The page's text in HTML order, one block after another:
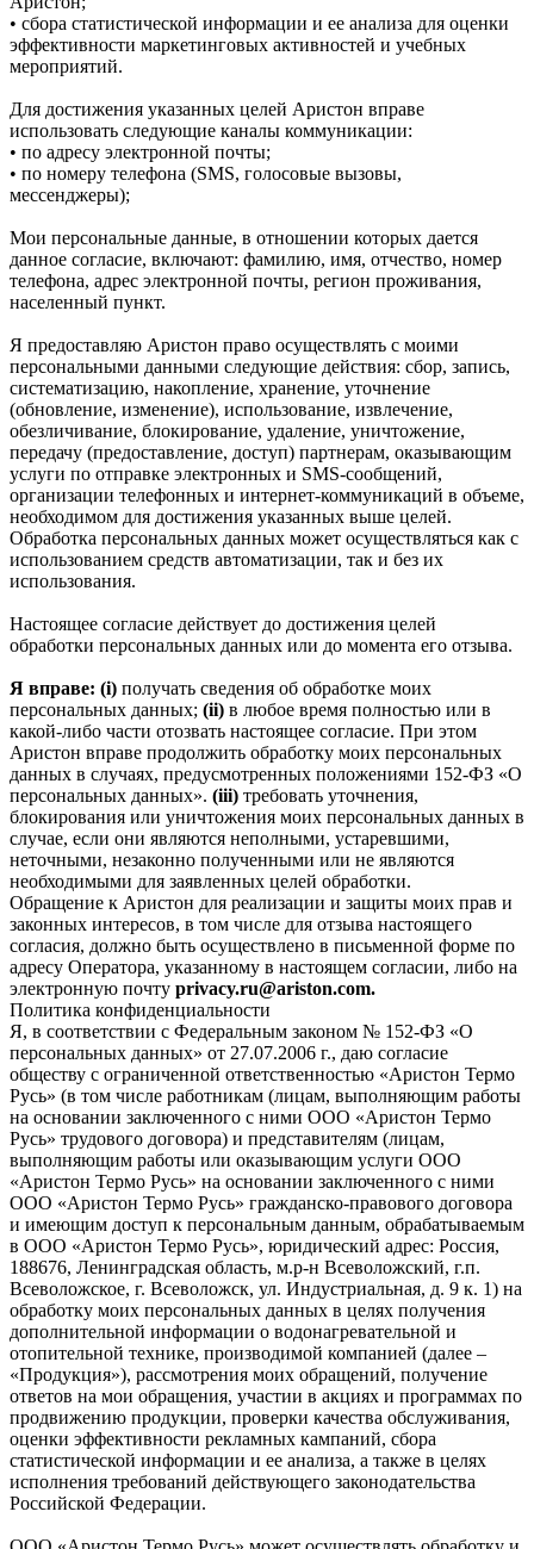
• сбора статистической информации и ее анализа для оценки
эффективности маркетинговых активностей и учебных
мероприятий.
Для достижения указанных целей Аристон вправе
использовать следующие каналы коммуникации:
• по адресу электронной почты;
• по номеру телефона (SMS, голосовые вызовы,
мессенджеры);
Мои персональные данные, в отношении которых дается
данное согласие, включают: фамилию, имя, отчество, номер
телефона, адрес электронной почты, регион проживания,
населенный пункт.
Я предоставляю Аристон право осуществлять с моими
персональными данными следующие действия: сбор, запись,
систематизацию, накопление, хранение, уточнение
(обновление, изменение), использование, извлечение,
обезличивание, блокирование, удаление, уничтожение,
передачу (предоставление, доступ) партнерам, оказывающим
услуги по отправке электронных и SMS‑сообщений,
организации телефонных и интернет‑коммуникаций в объеме,
необходимом для достижения указанных выше целей.
Обработка персональных данных может осуществляться как с
использованием средств автоматизации, так и без их
использования.
Настоящее согласие действует до достижения целей
обработки персональных данных или до момента его отзыва.
Я вправе: (i) получать сведения об обработке моих
персональных данных; (ii) в любое время полностью или в
какой-либо части отозвать настоящее согласие. При этом
Аристон вправе продолжить обработку моих персональных
данных в случаях, предусмотренных положениями 152-ФЗ «О
персональных данных». (iii) требовать уточнения,
блокирования или уничтожения моих персональных данных в
случае, если они являются неполными, устаревшими,
неточными, незаконно полученными или не являются
необходимыми для заявленных целей обработки.
Обращение к Аристон для реализации и защиты моих прав и
законных интересов, в том числе для отзыва настоящего
согласия, должно быть осуществлено в письменной форме по
адресу Оператора, указанному в настоящем согласии, либо на
электронную почту privacy.ru@ariston.com.
Политика конфиденциальности
Я, в соответствии с Федеральным законом № 152-ФЗ «О
персональных данных» от 27.07.2006 г., даю согласие
обществу с ограниченной ответственностью «Аристон Термо
Русь» (в том числе работникам (лицам, выполняющим работы
на основании заключенного с ними ООО «Аристон Термо
Русь» трудового договора) и представителям (лицам,
выполняющим работы или оказывающим услуги ООО
«Аристон Термо Русь» на основании заключенного с ними
ООО «Аристон Термо Русь» гражданско-правового договора
и имеющим доступ к персональным данным, обрабатываемым
в ООО «Аристон Термо Русь», юридический адрес: Россия,
188676, Ленинградская область, м.р-н Всеволожский, г.п.
Всеволожское, г. Всеволожск, ул. Индустриальная, д. 9 к. 1) на
обработку моих персональных данных в целях получения
дополнительной информации о водонагревательной и
отопительной технике, производимой компанией (далее –
«Продукция»), рассмотрения моих обращений, получение
ответов на мои обращения, участии в акциях и программах по
продвижению продукции, проверки качества обслуживания,
оценки эффективности рекламных кампаний, сбора
статистической информации и ее анализа, а также в целях
исполнения требований действующего законодательства
Российской Федерации.